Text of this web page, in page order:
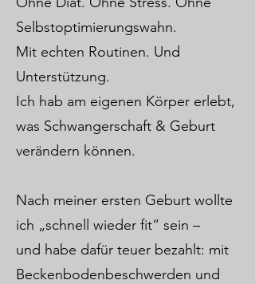
Selbstoptimierungswahn.
Mit echten Routinen. Und
Unterstützung.
Ich hab am eigenen Körper erlebt,
was Schwangerschaft & Geburt
verändern können.
Nach meiner ersten Geburt wollte
ich „schnell wieder fit“ sein –
und habe dafür teuer bezahlt: mit
Beckenbodenbeschwerden und